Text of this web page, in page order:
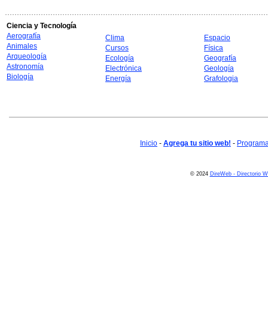
Ciencia y Tecnología
Aerografía
Animales
Arqueología
Astronomía
Biología
Clima
Cursos
Ecología
Electrónica
Energía
Espacio
Física
Geografía
Geología
Grafologia
Inicio - Agrega tu sitio web! -
© 2024 DireWeb - Directorio